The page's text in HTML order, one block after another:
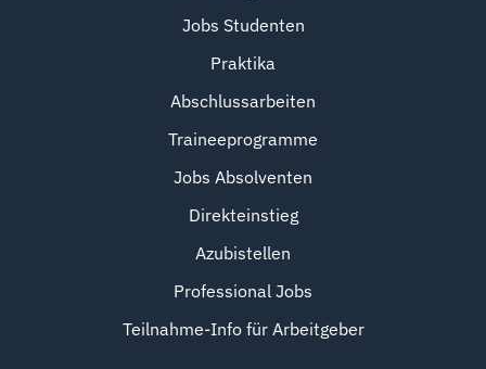
Jobs Studenten
Praktika
Abschlussarbeiten
Traineeprogramme
Jobs Absolventen
Direkteinstieg
Azubistellen
Professional Jobs
Teilnahme-Info für Arbeitgeber